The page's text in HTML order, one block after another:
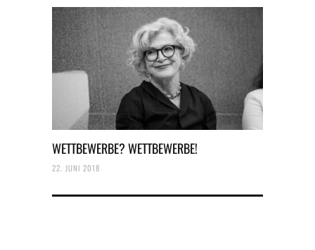
WETTBEWERBE? WETTBEWERBE!
22. JUNI 2018